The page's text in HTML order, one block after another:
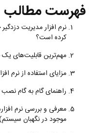
فهرست مطالب
نرم افزار مدیریت
کرده است؟
مهم‌ترین قابلیت‌های یک
مزایای استفاده از نرم
راهنمای گام به گام نصب
معرفی و بررسی نرم
موجود در نگهبان